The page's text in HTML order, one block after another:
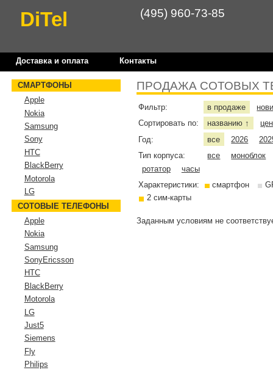
DiTel (495) 960-73-85
Доставка и оплата Контакты
ПРОДАЖА СОТОВЫХ
Фильтр: в продаже
Сортировать по:
названию ↑
Год:
все 2026
Тип корпуса:
все
моноблок
ротатор
часы
Характеристики:
смартфон
2 сим-карты
Заданным условиям не
СМАРТФОНЫ
Apple
Nokia
Samsung
Sony
HTC
BlackBerry
Motorola
LG
СОТОВЫЕ ТЕЛЕФОНЫ
Apple
Nokia
Samsung
SonyEricsson
HTC
BlackBerry
Motorola
LG
Just5
Siemens
Fly
Philips